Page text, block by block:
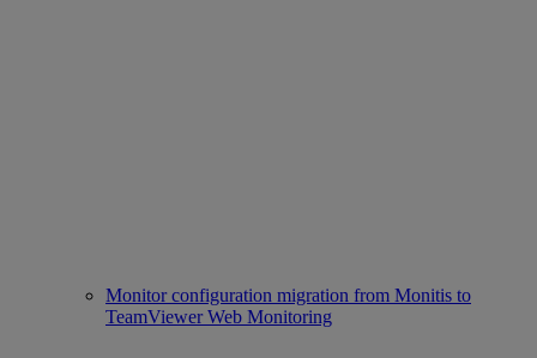
Monitor configuration migration from Monitis to
TeamViewer Web Monitoring